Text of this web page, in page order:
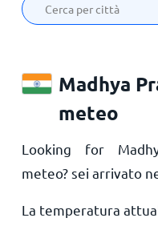
Madhya
meteo
Looking for
meteo? sei arrivato
La temperatura